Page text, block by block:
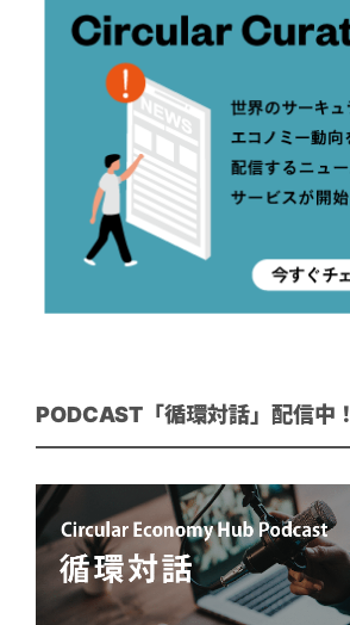
PODCAST「循環対話」配信中！